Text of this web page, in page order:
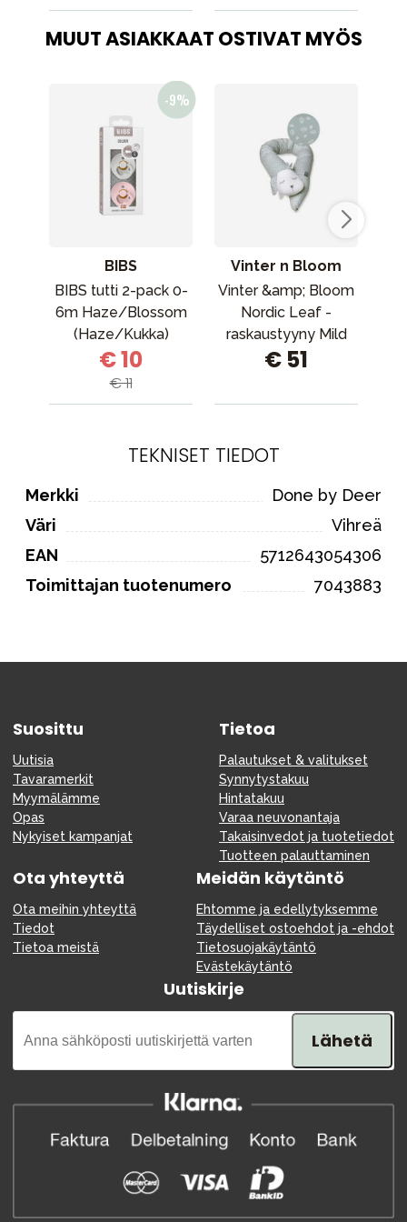
MUUT ASIAKKAAT OSTIVAT MYÖS
BIBS
BIBS tutti 2-pack 0-
6m Haze/Blossom
(Haze/Kukka)
€ 10
€ 11
Vinter n Bloom
Vinter &amp; Bloom
Nordic Leaf -
raskaustyyny Mild
Green (vihreä)
€ 51
TEKNISET TIEDOT
Merkki
Done by Deer
Väri
Vihreä
EAN
5712643054306
Toimittajan tuotenumero
7043883
Suosittu
Uutisia
Tavaramerkit
Myymälämme
Opas
Nykyiset kampanjat
Tietoa
Palautukset & valitukset
Synnytystakuu
Hintatakuu
Varaa neuvonantaja
Takaisinvedot ja tuotetiedot
Tuotteen palauttaminen
Ota yhteyttä
Ota meihin yhteyttä
Tiedot
Tietoa meistä
Meidän käytäntö
Ehtomme ja edellytyksemme
Täydelliset ostoehdot ja -ehdot
Tietosuojakäytäntö
Evästekäytäntö
Uutiskirje
Lähetä